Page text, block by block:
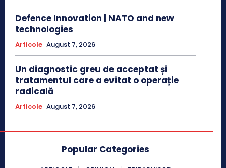
Defence Innovation | NATO and new
technologies
Articole August 7, 2026
Un diagnostic greu de acceptat și
tratamentul care a evitat o operație
radicală
Articole August 7, 2026
Popular Categories